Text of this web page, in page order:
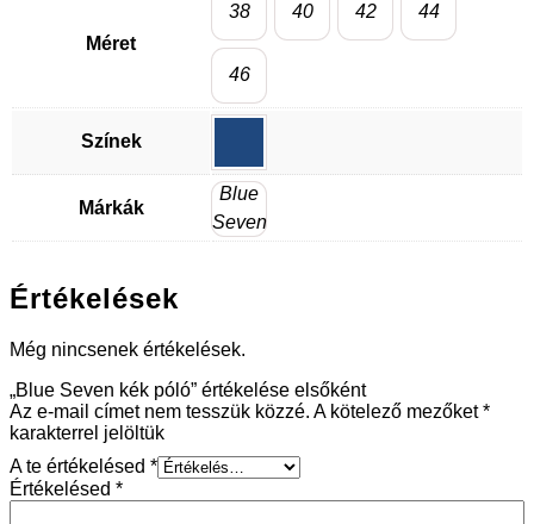
Méret
38 40 42 44
46
Színek
Márkák
Blue
Seven
Értékelések
Még nincsenek értékelések.
„Blue Seven kék póló” értékelése elsőként
Az e-mail címet nem tesszük közzé. A kötelező mezőket*
karakterrel jelöltük
A te értékelésed *
Értékelésed *